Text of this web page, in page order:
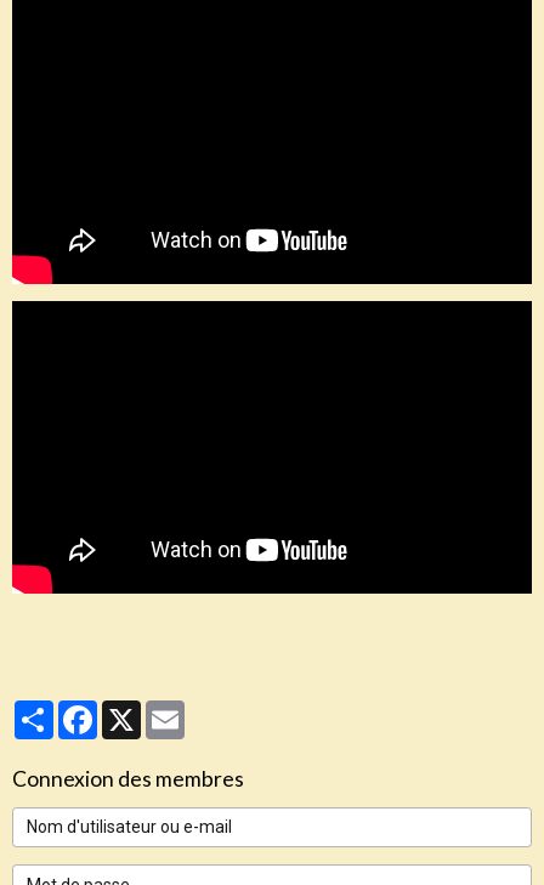
PartagerFacebook
X
Connexion des membres